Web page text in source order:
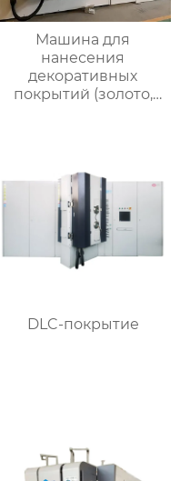
Машина для
нанесения
декоративных
покрытий (золото,
DLC-покрытие